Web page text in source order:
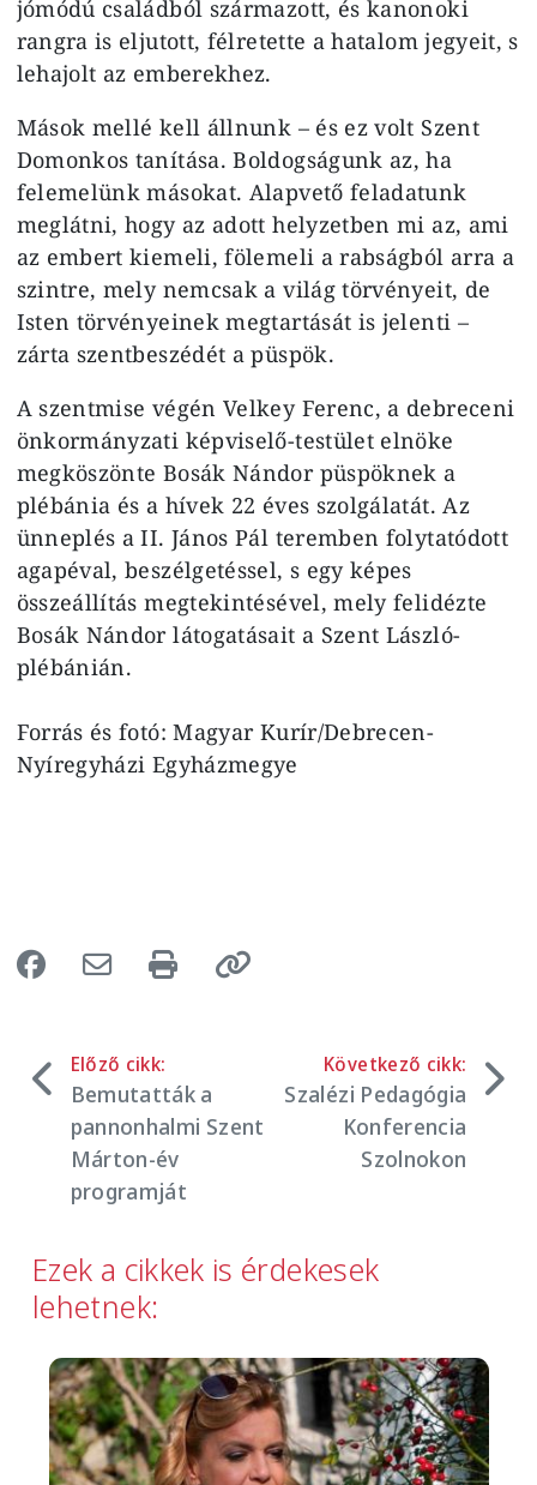
jómódú családból származott, és kanonoki
rangra is eljutott, félretette a hatalom jegyeit, s
lehajolt az emberekhez.
Mások mellé kell állnunk – és ez volt Szent
Domonkos tanítása. Boldogságunk az, ha
felemelünk másokat. Alapvető feladatunk
meglátni, hogy az adott helyzetben mi az, ami
az embert kiemeli, fölemeli a rabságból arra a
szintre, mely nemcsak a világ törvényeit, de
Isten törvényeinek megtartását is jelenti –
zárta szentbeszédét a püspök.
A szentmise végén Velkey Ferenc, a debreceni
önkormányzati képviselő-testület elnöke
megköszönte Bosák Nándor püspöknek a
plébánia és a hívek 22 éves szolgálatát. Az
ünneplés a II. János Pál teremben folytatódott
agapéval, beszélgetéssel, s egy képes
összeállítás megtekintésével, mely felidézte
Bosák Nándor látogatásait a Szent László-
plébánián.
Forrás és fotó: Magyar Kurír/Debrecen-
Nyíregyházi Egyházmegye
Előző cikk:
Bemutatták a
pannonhalmi Szent
Márton-év
programját
Következő cikk:
Szalézi Pedagógia
Konferencia
Szolnokon
Ezek a cikkek is érdekesek
lehetnek:
Image